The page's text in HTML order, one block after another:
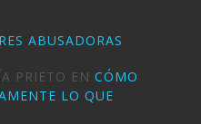
ABUSADORAS
PRIETO EN CÓMO
LO QUE